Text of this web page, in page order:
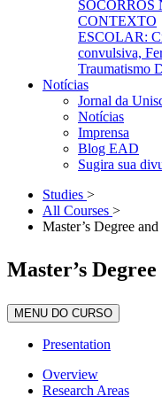
SOCORROS
CONTEXTO
ESCOLAR:
convulsiva,
Traumatismo
Notícias
Jornal da
Notícias
Imprensa
Blog EAD
Sugira sua
Studies >
All Courses >
Master’s Degree
Master’s
MENU DO CURSO
Presentation
Overview
Research Areas